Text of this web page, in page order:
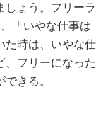
しょう。フリーラ
「いやな仕事は
た時は、いやな仕
、フリーになった
きる。